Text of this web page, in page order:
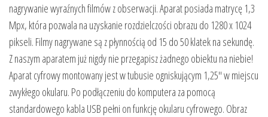
nagrywanie wyraźnych filmów z obserwacji. Aparat posiada matrycę 1,3
Mpx, która pozwala na uzyskanie rozdzielczości obrazu do 1280 x 1024
pikseli. Filmy nagrywane są z płynnością od 15 do 50 klatek na sekundę.
Z naszym aparatem już nigdy nie przegapisz żadnego obiektu na niebie!
Aparat cyfrowy montowany jest w tubusie ogniskującym 1,25″ w miejscu
zwykłego okularu. Po podłączeniu do komputera za pomocą
standardowego kabla USB pełni on funkcję okularu cyfrowego. Obraz